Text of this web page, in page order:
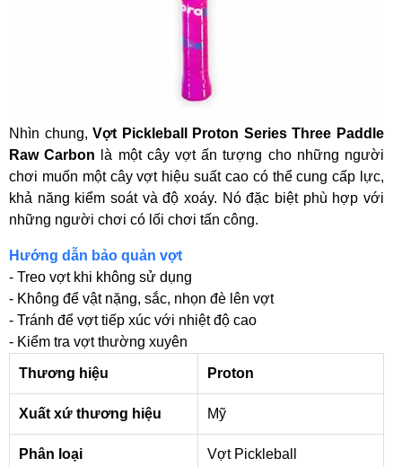
Nhìn chung,Vợt Pickleball Proton Series Three Paddle
Raw Carbon là một cây vợt ấn tượng cho những người
chơi muốn một cây vợt hiệu suất cao có thể cung cấp lực,
khả năng kiểm soát và độ xoáy. Nó đặc biệt phù hợp với
những người chơi có lối chơi tấn công.
Hướng dẫn bảo quản vợt
- Treo vợt khi không sử dụng
- Không để vật nặng, sắc, nhọn đè lên vợt
- Tránh để vợt tiếp xúc với nhiệt độ cao
- Kiểm tra vợt thường xuyên
Thương hiệu Proton
Xuất xứ thương hiệu Mỹ
Phân loại Vợt Pickleball